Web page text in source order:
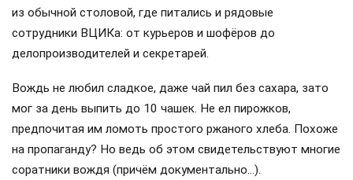
из обычной столовой, где питались и рядовые
сотрудники ВЦИКа: от курьеров и шофёров до
делопроизводителей и секретарей.
Вождь не любил сладкое, даже чай пил без сахара, зато
мог за день выпить до 10 чашек. Не ел пирожков,
предпочитая им ломоть простого ржаного хлеба. Похоже
на пропаганду? Но ведь об этом свидетельствуют многие
соратники вождя (причём документально…).